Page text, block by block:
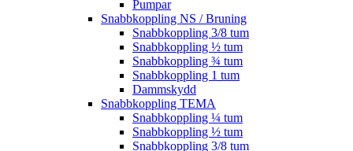
Pumpar
Snabbkoppling NS / Bruning
Snabbkoppling 3/8 tum
Snabbkoppling ½ tum
Snabbkoppling ¾ tum
Snabbkoppling 1 tum
Dammskydd
Snabbkoppling TEMA
Snabbkoppling ¼ tum
Snabbkoppling ½ tum
Snabbkoppling 3/8 tum